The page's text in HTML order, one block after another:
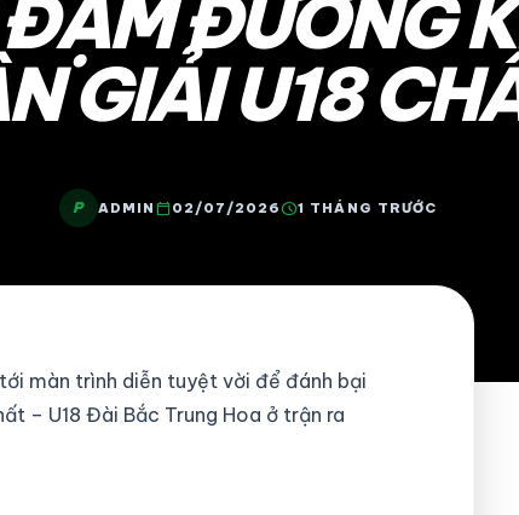
ĐƯƠNG
GIẢI U18
P ADMIN calendar_today 02/07/2026schedule1 THÁNG TRƯỚC
màn trình diễn tuyệt vời để đánh bại
– U18 Đài Bắc Trung Hoa ở trận ra